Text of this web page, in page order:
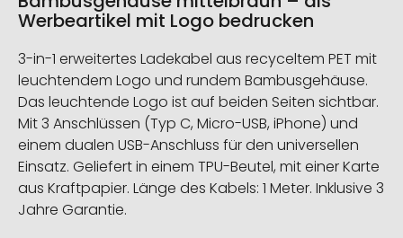
Werbeartikel mit Logo bedrucken
3-in-1 erweitertes Ladekabel aus recyceltem PET mit
leuchtendem Logo und rundem Bambusgehäuse.
Das leuchtende Logo ist auf beiden Seiten sichtbar.
Mit 3 Anschlüssen (Typ C, Micro-USB, iPhone) und
einem dualen USB-Anschluss für den universellen
Einsatz. Geliefert in einem TPU-Beutel, mit einer Karte
aus Kraftpapier. Länge des Kabels: 1 Meter. Inklusive 3
Jahre Garantie.